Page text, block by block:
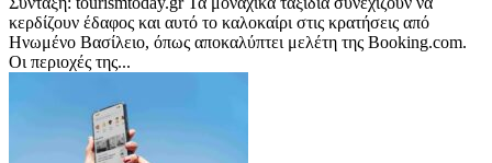
κερδίζουν έδαφος και αυτό το καλοκαίρι στις κρατήσεις από
Ηνωμένο Βασίλειο, όπως αποκαλύπτει μελέτη της Booking.com.
Οι περιοχές της...